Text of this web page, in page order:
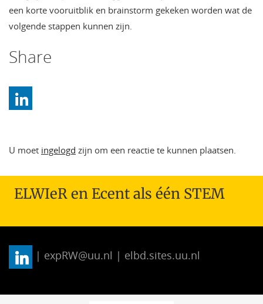
een korte vooruitblik en brainstorm gekeken worden wat de
volgende stappen kunnen zijn.
Share
U moet ingelogd zijn om een reactie te kunnen plaatsen.
ELWIeR en Ecent als één STEM
| expRW@uu.nl | elbd.sites.uu.nl